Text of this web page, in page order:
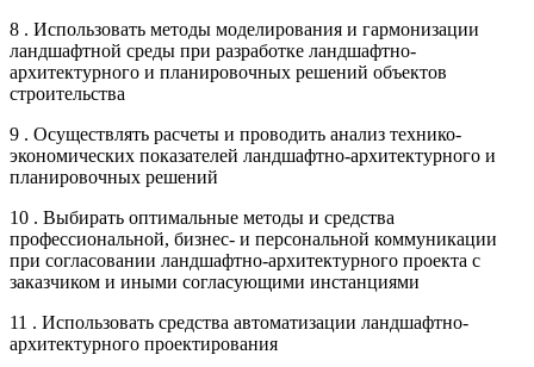
8 . Использовать методы моделирования и гармонизации
ландшафтной среды при разработке ландшафтно-
архитектурного и планировочных решений объектов
строительства
9 . Осуществлять расчеты и проводить анализ технико-
экономических показателей ландшафтно-архитектурного и
планировочных решений
10 . Выбирать оптимальные методы и средства
профессиональной, бизнес- и персональной коммуникации
при согласовании ландшафтно-архитектурного проекта с
заказчиком и иными согласующими инстанциями
11 . Использовать средства автоматизации ландшафтно-
архитектурного проектирования